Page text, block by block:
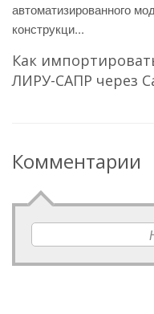
автоматизированного
конструкци...
Как
ЛИРУ-САПР через
Комментарии